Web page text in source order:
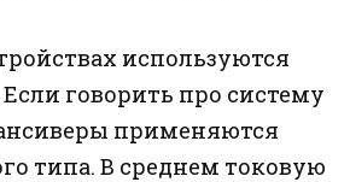
используются
Если говорить про систему
применяются
типа. В среднем токовую